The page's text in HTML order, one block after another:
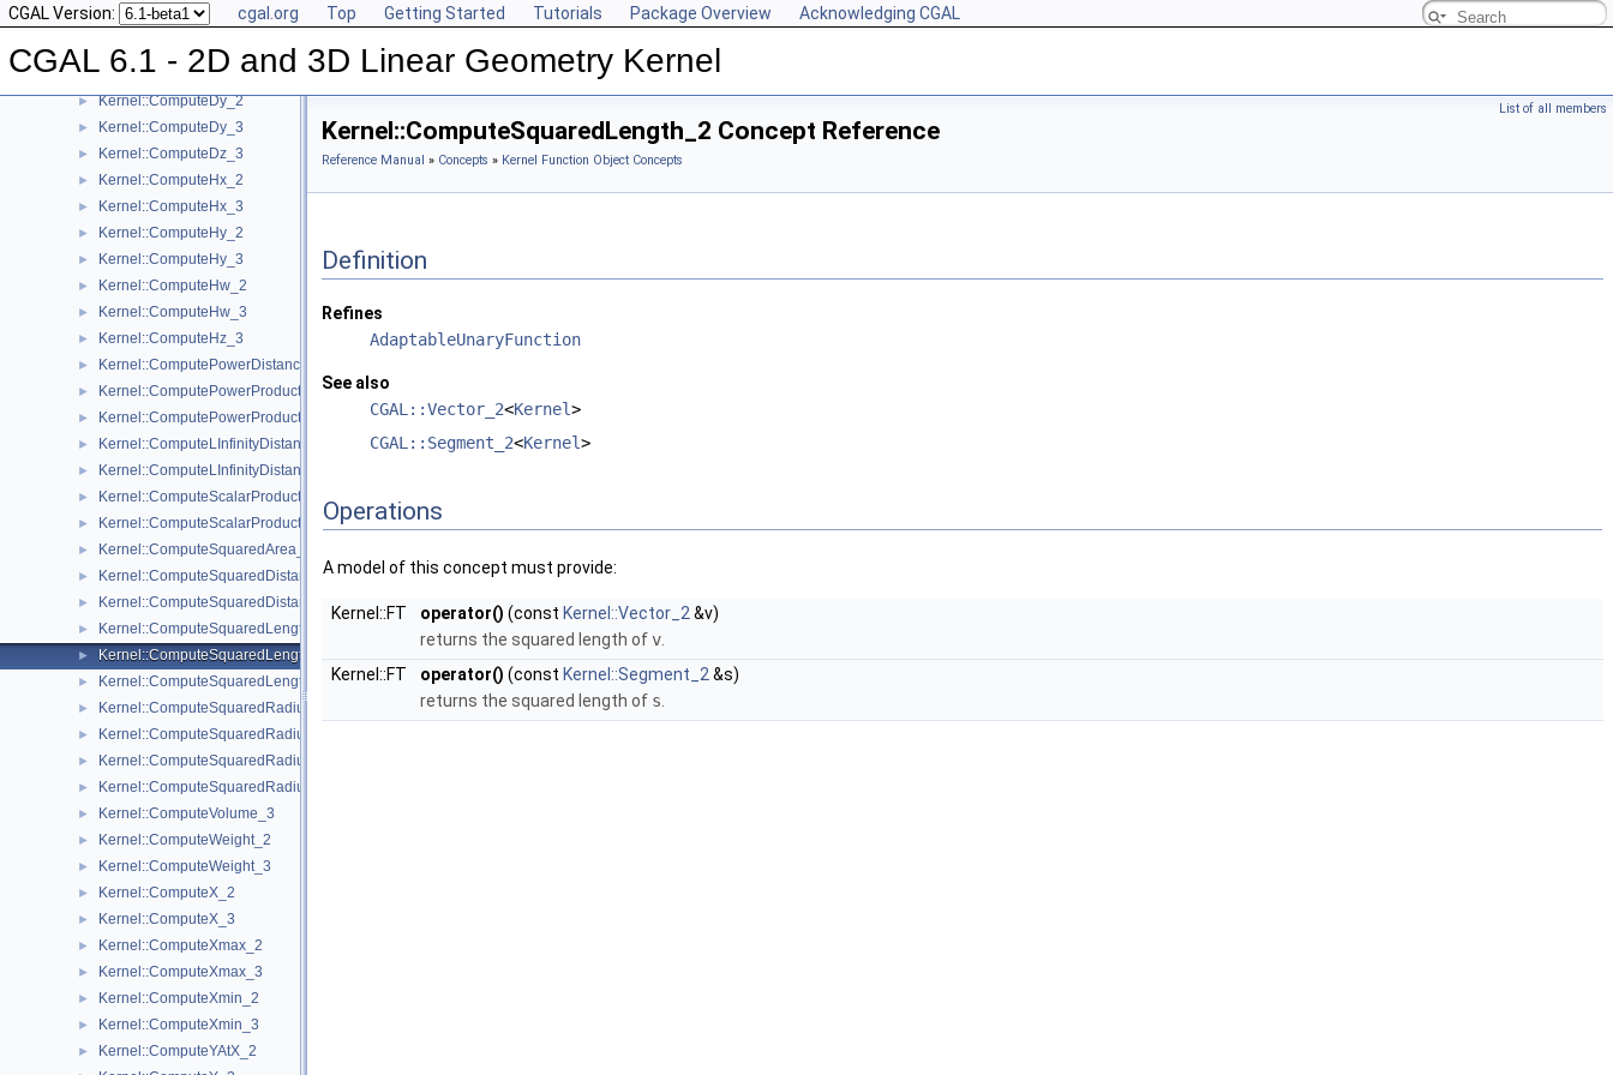
CGAL Version: cgal.org Top Getting Started Tutorials Package Overview Acknowledging CGAL
CGAL 6.1 - 2D and 3D Linear Geometry Kernel
► Kernel::ComputeDeterminant_3
► Kernel::ComputeDx_2
► Kernel::ComputeDx_3
► Kernel::ComputeDy_2
► Kernel::ComputeDy_3
► Kernel::ComputeDz_3
► Kernel::ComputeHx_2
► Kernel::ComputeHx_3
► Kernel::ComputeHy_2
► Kernel::ComputeHy_3
► Kernel::ComputeHw_2
► Kernel::ComputeHw_3
► Kernel::ComputeHz_3
► Kernel::ComputePowerDistanceToPowerSphere_3
► Kernel::ComputePowerProduct_2
► Kernel::ComputePowerProduct_3
► Kernel::ComputeLInfinityDistance_2
► Kernel::ComputeLInfinityDistance_3
► Kernel::ComputeScalarProduct_2
► Kernel::ComputeScalarProduct_3
► Kernel::ComputeSquaredArea_3
► Kernel::ComputeSquaredDistance_2
► Kernel::ComputeSquaredDistance_3
► Kernel::ComputeSquaredLengthDividedByPiSquare_3
► Kernel::ComputeSquaredLength_2
► Kernel::ComputeSquaredLength_3
► Kernel::ComputeSquaredRadius_2
► Kernel::ComputeSquaredRadius_3
► Kernel::ComputeSquaredRadiusSmallestOrthogonalCircle_2
► Kernel::ComputeSquaredRadiusSmallestOrthogonalSphere_3
► Kernel::ComputeVolume_3
► Kernel::ComputeWeight_2
► Kernel::ComputeWeight_3
► Kernel::ComputeX_2
► Kernel::ComputeX_3
► Kernel::ComputeXmax_2
► Kernel::ComputeXmax_3
► Kernel::ComputeXmin_2
► Kernel::ComputeXmin_3
► Kernel::ComputeYAtX_2
List of all members
Kernel::ComputeSquaredLength_2 Concept Reference
Reference Manual » Concepts » Kernel Function Object Concepts
Definition
Refines
AdaptableUnaryFunction
See also
CGAL::Vector_2<Kernel>
CGAL::Segment_2<Kernel>
Operations
A model of this concept must provide:
Kernel::FT operator() (const Kernel::Vector_2 &v)
returns the squared length ofv
Kernel::FT
operator() (const Kernel::Segment_2 &s)
returns the squared length of s